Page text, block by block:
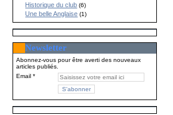
Historique du club (6)
Une belle Anglaise (1)
Newsletter
Abonnez-vous pour être averti des nouveaux
articles publiés.
Email